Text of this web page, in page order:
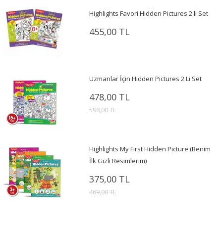
Highlights Favori Hidden Pictures 2'li Set
455,00 TL
Uzmanlar İçin Hidden Pictures 2 Li Set
478,00 TL
598,00 TL
Highlights My First Hidden Picture (Benim
İlk Gizli Resimlerim)
375,00 TL
469,00 TL